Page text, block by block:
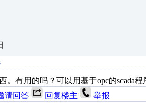
。有用的吗？可以用基于opc的scada
请回答 回复楼主 举报